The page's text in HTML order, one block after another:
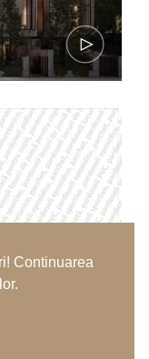
Continuarea